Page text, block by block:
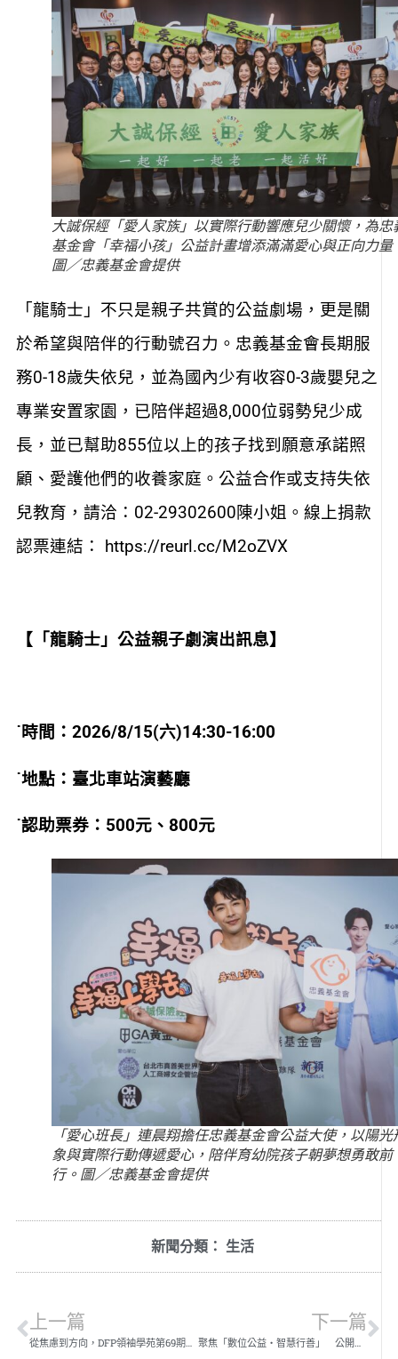
大誠保經「愛人家族」以實際行動響應兒少關懷，為忠
基金會「幸福小孩」公益計畫增添滿滿愛心與正向力量
圖／忠義基金會提供
「龍騎士」不只是親子共賞的公益劇場，更是關
於希望與陪伴的行動號召力。忠義基金會長期服
務0-18歲失依兒，並為國內少有收容0-3歲嬰兒之
專業安置家園，已陪伴超過8,000位弱勢兒少成
長，並已幫助855位以上的孩子找到願意承諾照
顧、愛護他們的收養家庭。公益合作或支持失依
兒教育，請洽：02-29302600陳小姐。線上捐款
認票連結： https://reurl.cc/M2oZVX
【「龍騎士」公益親子劇演出訊息】
˙時間：2026/8/15(六)14:30-16:00
˙地點：臺北車站演藝廳
˙認助票券：500元、800元
「愛心班長」連晨翔擔任忠義基金會公益大使，以陽光
象與實際行動傳遞愛心，陪伴育幼院孩子朝夢想勇敢前
行。圖／忠義基金會提供
新聞分類： 生活
上一篇
從焦慮到方向，DFP領袖學苑第69期《突破重圍．盈利八部曲》
下一篇
聚焦「數位公益・智慧行善」 公開徵求公益金傳獎、公益大使與「點亮微光」公益故事